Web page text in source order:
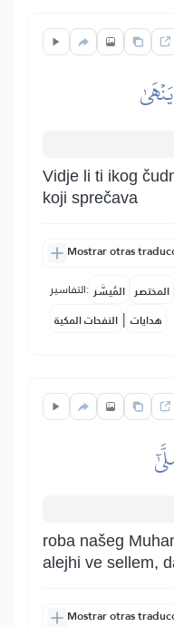
Vidje li ti ikog
koji sprečava
Mostrar otras
التفاسير: المُيسَّر المختصر
النفحات المكية | هدايات
roba našeg
alejhi ve sellem,
Mostrar otras